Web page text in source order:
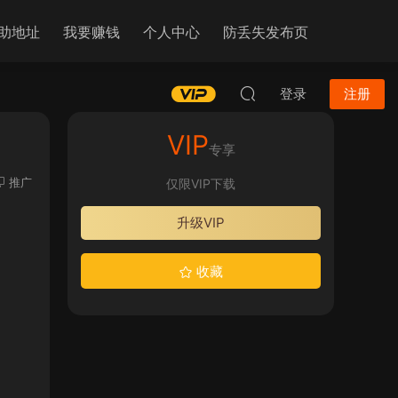
地址 我要赚钱 个人中心 防丢失发布页
登录 注册
推广
VIP专享
仅限VIP下载
升级VIP
收藏